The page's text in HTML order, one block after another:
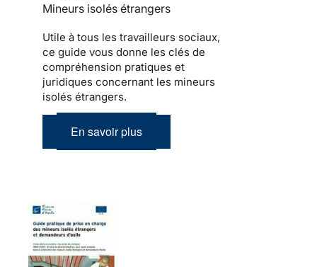
Mineurs isolés étrangers
Utile à tous les travailleurs sociaux,
ce guide vous donne les clés de
compréhension pratiques et
juridiques concernant les mineurs
isolés étrangers.
En savoir plus